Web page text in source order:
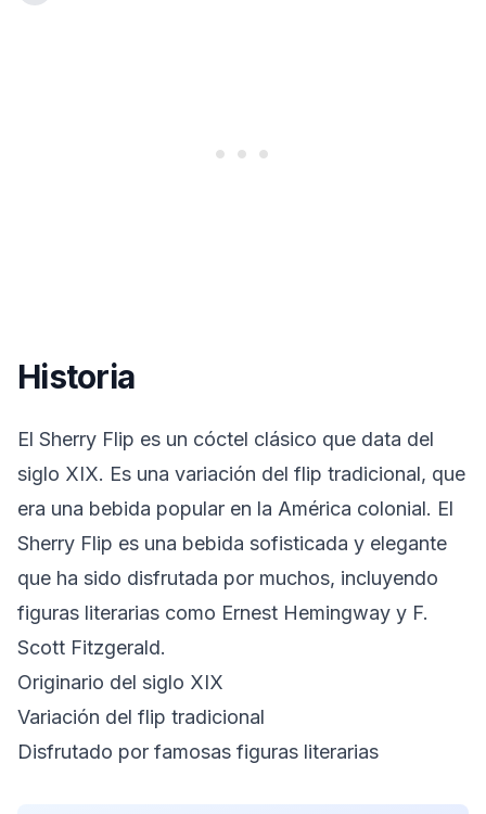
Historia
El Sherry Flip es un cóctel clásico que data del
siglo XIX. Es una variación del flip tradicional, que
era una bebida popular en la América colonial. El
Sherry Flip es una bebida sofisticada y elegante
que ha sido disfrutada por muchos, incluyendo
figuras literarias como Ernest Hemingway y F.
Scott Fitzgerald.
Originario del siglo XIX
Variación del flip tradicional
Disfrutado por famosas figuras literarias